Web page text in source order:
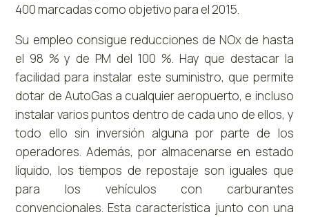
400 marcadas como objetivo para el 2015.
Su empleo consigue reducciones de NOx de hasta
el 98 % y de PM del 100 %. Hay que destacar la
facilidad para instalar este suministro, que permite
dotar de AutoGas a cualquier aeropuerto, e incluso
instalar varios puntos dentro de cada uno de ellos, y
todo ello sin inversión alguna por parte de los
operadores. Además, por almacenarse en estado
líquido, los tiempos de repostaje son iguales que
para los vehículos con carburantes
convencionales. Esta característica junto con una